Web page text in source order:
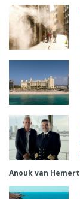
Anouk van Hemert